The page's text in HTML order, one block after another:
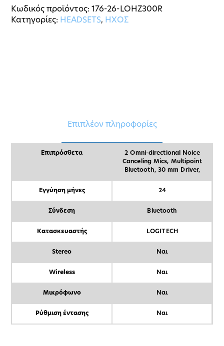
Κωδικός προϊόντος:176-26-LOHZ300R
Κατηγορίες: HEADSETS, ΗΧΟΣ
Επιπλέον πληροφορίες
Επιπρόσθετα
2 Omni-directional Noice
Canceling Mics, Multipoint
Bluetooth, 30 mm Driver,
Εγγύηση μήνες 24
Σύνδεση Bluetooth
Κατασκευαστής LOGITECH
Stereo Ναι
Wireless Ναι
Μικρόφωνο Ναι
Ρύθμιση έντασης Ναι